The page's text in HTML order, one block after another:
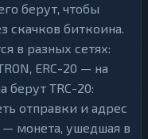
берут, чтобы
скачков биткоина.
в разных сетях:
ERC-20 — на
берут TRC-20:
отправки и адрес
— монета, ушедшая в